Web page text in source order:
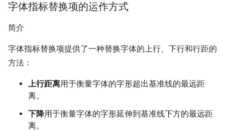
字体指标替换项的运作方式
简介
字体指标替换项提供了一种替换字体的上行、下行和行距的
方法：
上行距离用于衡量字体的字形超出基准线的最远距
离。
下降用于衡量字体的字形延伸到基准线下方的最远距
离。